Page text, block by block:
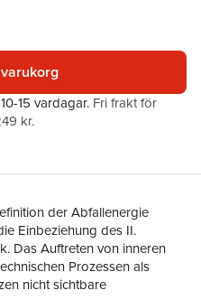
15 vardagar. Fri frakt för
kr.
der Abfallenergie
Einbeziehung des II.
Das Auftreten von inneren
Prozessen als
nicht sichtbare